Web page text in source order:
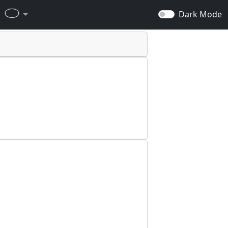
Dark Mode